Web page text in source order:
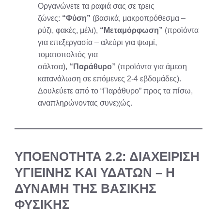
Οργανώνετε τα ραφιά σας σε τρεις
ζώνες: “Φύση” (βασικά, μακροπρόθεσμα –
ρύζι, φακές, μέλι), “Μεταμόρφωση” (προϊόντα
για επεξεργασία – αλεύρι για ψωμί,
τοματοπολτός για
σάλτσα), “Παράθυρο” (προϊόντα για άμεση
κατανάλωση σε επόμενες 2-4 εβδομάδες).
Δουλεύετε από το “Παράθυρο” προς τα πίσω,
αναπληρώνοντας συνεχώς.
ΥΠΟΕΝΟΤΗΤΑ 2.2: ΔΙΑΧΕΙΡΙΣΗ
ΥΓΙΕΙΝΗΣ ΚΑΙ ΥΔΑΤΩΝ – Η
ΔΥΝΑΜΗ ΤΗΣ ΒΑΣΙΚΗΣ
ΦΥΣΙΚΗΣ